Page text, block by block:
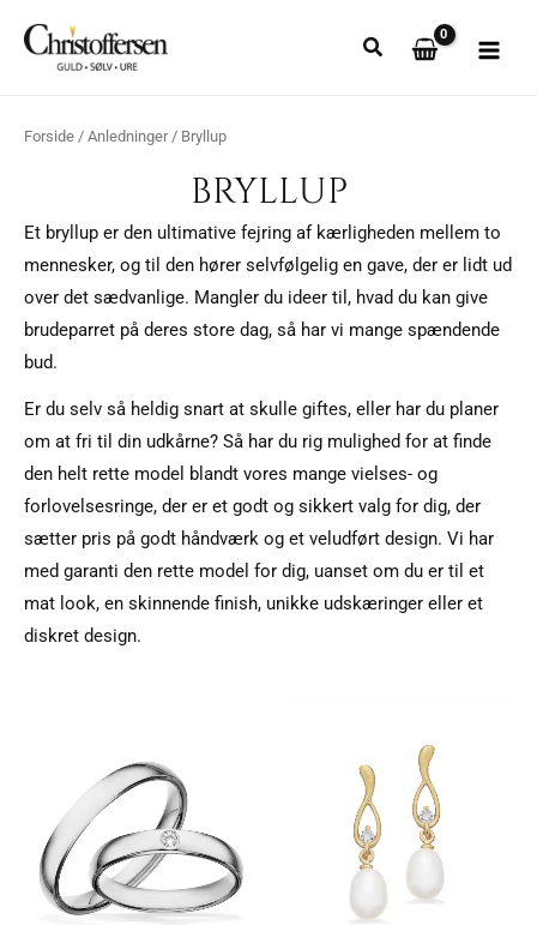
Forside / Anledninger/ Bryllup
BRYLLUP
Et bryllup er den ultimative fejring af kærligheden mellem to
mennesker, og til den hører selvfølgelig en gave, der er lidt ud
over det sædvanlige. Mangler du ideer til, hvad du kan give
brudeparret på deres store dag, så har vi mange spændende
bud.
Er du selv så heldig snart at skulle giftes, eller har du planer
om at fri til din udkårne? Så har du rig mulighed for at finde
den helt rette model blandt vores mange vielses- og
forlovelsesringe, der er et godt og sikkert valg for dig, der
sætter pris på godt håndværk og et veludført design. Vi har
med garanti den rette model for dig, uanset om du er til et
mat look, en skinnende finish, unikke udskæringer eller et
diskret design.